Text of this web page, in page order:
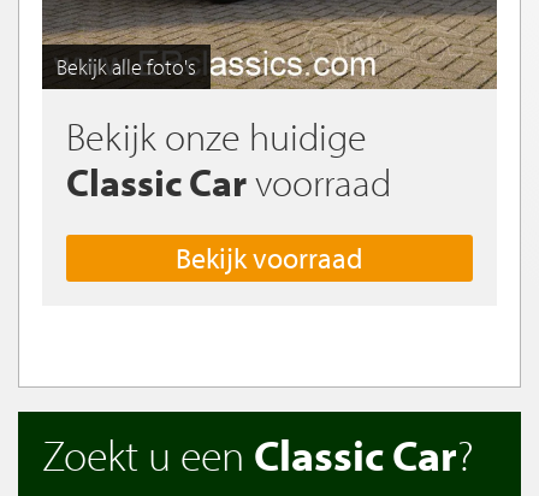
Bekijk alle foto's
Bekijk onze huidige
Classic Carvoorraad
Bekijk voorraad
Zoekt u een Classic Car?